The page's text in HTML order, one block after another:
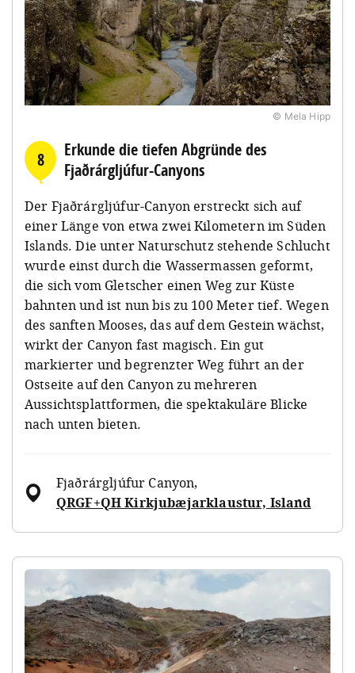
© Mela Hipp
8
Erkunde die tiefen Abgründe des
Fjaðrárgljúfur-Canyons
Der Fjaðrárgljúfur-Canyon erstreckt sich auf
einer Länge von etwa zwei Kilometern im Süden
Islands. Die unter Naturschutz stehende Schlucht
wurde einst durch die Wassermassen geformt,
die sich vom Gletscher einen Weg zur Küste
bahnten und ist nun bis zu 100 Meter tief. Wegen
des sanften Mooses, das auf dem Gestein wächst,
wirkt der Canyon fast magisch. Ein gut
markierter und begrenzter Weg führt an der
Ostseite auf den Canyon zu mehreren
Aussichtsplattformen, die spektakuläre Blicke
nach unten bieten.
Fjaðrárgljúfur Canyon,
QRGF+QH Kirkjubæjarklaustur, Island